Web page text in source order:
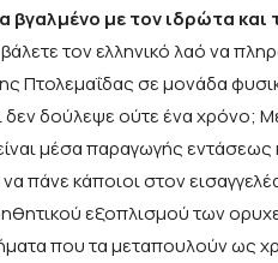
βγαλμένο με τον ιδρώτα και
τον ελληνικό λαό να
Πτολεμαΐδας σε μονάδα
δεν δούλεψε ούτε ένα χρόνο;
μέσα παραγωγής
πάνε κάποιοι στον
εξοπλισμού των
που τα μεταπουλούν ως